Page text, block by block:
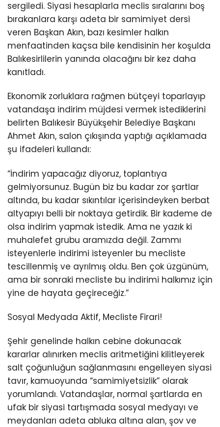
sergiledi. Siyasi hesaplarla meclis sıralarını boş
bırakanlara karşı adeta bir samimiyet dersi
veren Başkan Akın, bazı kesimler halkın
menfaatinden kaçsa bile kendisinin her koşulda
Balıkesirlilerin yanında olacağını bir kez daha
kanıtladı.
Ekonomik zorluklara rağmen bütçeyi toparlayıp
vatandaşa indirim müjdesi vermek istediklerini
belirten Balıkesir Büyükşehir Belediye Başkanı
Ahmet Akın, salon çıkışında yaptığı açıklamada
şu ifadeleri kullandı:
“İndirim yapacağız diyoruz, toplantıya
gelmiyorsunuz. Bugün biz bu kadar zor şartlar
altında, bu kadar sıkıntılar içerisindeyken berbat
altyapıyı belli bir noktaya getirdik. Bir kademe de
olsa indirim yapmak istedik. Ama ne yazık ki
muhalefet grubu aramızda değil. Zammı
isteyenlerle indirimi isteyenler bu mecliste
tescillenmiş ve ayrılmış oldu. Ben çok üzgünüm,
ama bir sonraki mecliste bu indirimi halkımız için
yine de hayata geçireceğiz.”
Sosyal Medyada Aktif, Mecliste Firari!
Şehir genelinde halkın cebine dokunacak
kararlar alınırken meclis aritmetiğini kilitleyerek
salt çoğunluğun sağlanmasını engelleyen siyasi
tavır, kamuoyunda “samimiyetsizlik” olarak
yorumlandı. Vatandaşlar, normal şartlarda en
ufak bir siyasi tartışmada sosyal medyayı ve
meydanları adeta abluka altına alan, şov ve